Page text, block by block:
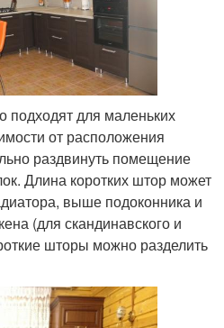
подходят для маленьких
от расположения
раздвинуть помещение
Длина коротких штор может
выше подоконника и
(для скандинавского и
шторы можно разделить